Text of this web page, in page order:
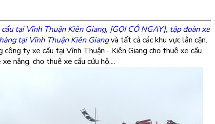
tại Vĩnh Thuận Kiên Giang, [GỌI CÓ NGAY], tập đoàn xe
tại Vĩnh Thuận Kiên Giangvà tất cả các khu vực lân cận.
ty xe cẩu tại Vĩnh Thuận - Kiên Giang cho thuê xe cẩu
nâng, cho thuê xe cẩu cứu hộ,...